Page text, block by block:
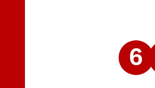
6